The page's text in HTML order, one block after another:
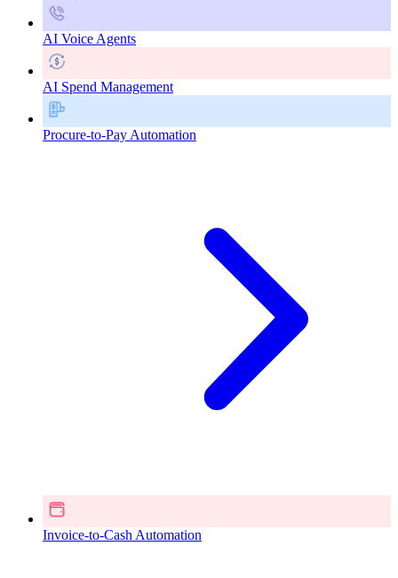
AI Voice Agents
AI Spend Management
Procure-to-Pay Automation
Invoice-to-Cash Automation